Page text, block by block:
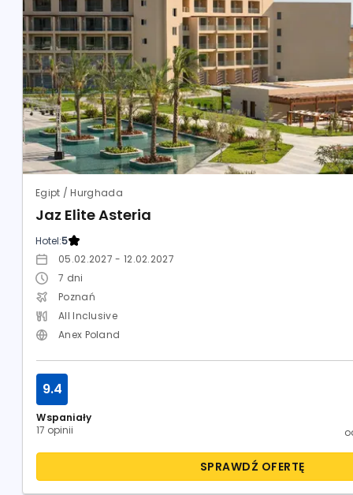
Egipt / Hurghada
Jaz Elite Asteria
Hotel:5
05.02.2027 - 12.02.2027
7 dni
Poznań
All Inclusive
Anex Poland
Wspaniały
17 opinii
9.4
SPRAWDŹ OFERTĘ